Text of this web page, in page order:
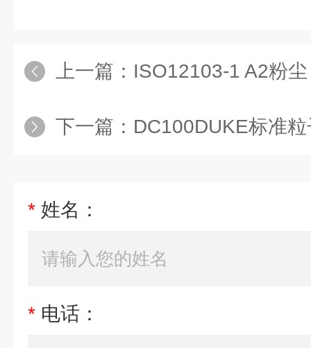
上一篇： ISO12103-1 A2粉尘
下一篇： DC100DUKE标准粒子
* 姓名：
* 电话：